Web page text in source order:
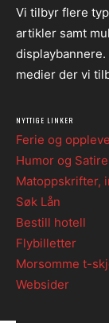
Vi tilbyr flere
artikler samt
medier der vi
NYTTIGE LINKER
Ferie og
Humor og Satire
Matoppskrifter,
Søk Lån
Bestill hotell
Flybilletter
Morsomme t-
Websider